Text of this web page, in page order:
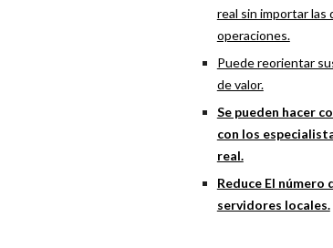
real sin importar
operaciones.
Puede reorientar
de valor.
Se pueden hacer
con los
real.
Reduce El número
servidores locales.